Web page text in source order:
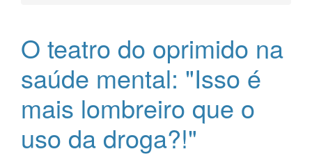
O teatro do oprimido na
saúde mental: "Isso é
mais lombreiro que o
uso da droga?!"